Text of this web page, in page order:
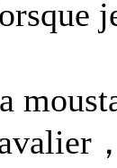
，